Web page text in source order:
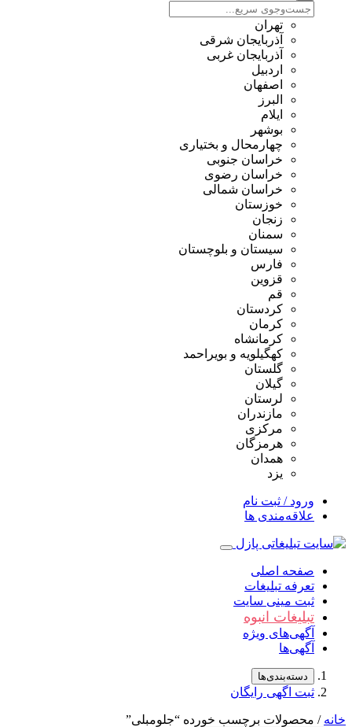
تهران
آذربایجان شرقی
آذربایجان غربی
اردبیل
اصفهان
البرز
ایلام
بوشهر
چهارمحال و بختیاری
خراسان جنوبی
خراسان رضوی
خراسان شمالی
خوزستان
زنجان
سمنان
سیستان و بلوچستان
فارس
قزوین
قم
کردستان
کرمان
کرمانشاه
کهگیلویه و بویراحمد
گلستان
گیلان
لرستان
مازندران
مرکزی
هرمزگان
همدان
یزد
ورود / ثبت نام
علاقه‌مندی ها
صفحه اصلی
تعرفه تبلیغات
ثبت مینی سایت
تبلیغات انبوه
آگهی‌های ویژه
آگهی‌ها
دسته‌بندی‌ها
ثبت اگهی رایگان
خانه / محصولات برچسب خورده “جلومبلی”